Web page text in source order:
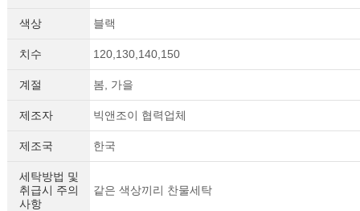
색상 블랙
치수 120,130,140,150
계절 봄, 가을
제조자 빅앤조이 협력업체
제조국 한국
세탁방법 및
취급시 주의
사항
같은 색상끼리 찬물세탁